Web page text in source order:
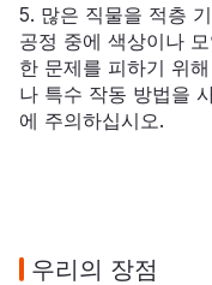
5. 많은 직물을 적층
공정 중에 색상이나
한 문제를 피하기 위
나 특수 작동 방법을
에 주의하십시오.
우리의 장점